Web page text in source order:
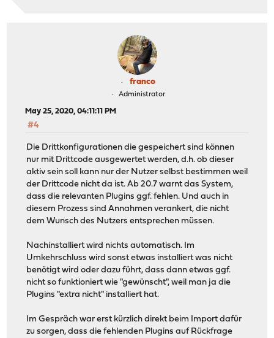
franco
Administrator
May 25, 2020, 04:11:11 PM
#4
Die Drittkonfigurationen die gespeichert sind können
nur mit Drittcode ausgewertet werden, d.h. ob dieser
aktiv sein soll kann nur der Nutzer selbst bestimmen weil
der Drittcode nicht da ist. Ab 20.7 warnt das System,
dass die relevanten Plugins ggf. fehlen. Und auch in
diesem Prozess sind Annahmen verankert, die nicht
dem Wunsch des Nutzers entsprechen müssen.
Nachinstalliert wird nichts automatisch. Im
Umkehrschluss wird sonst etwas installiert was nicht
benötigt wird oder dazu führt, dass dann etwas ggf.
nicht so funktioniert wie "gewünscht", weil man ja die
Plugins "extra nicht" installiert hat.
Im Gespräch war erst kürzlich direkt beim Import dafür
zu sorgen, dass die fehlenden Plugins auf Rückfrage